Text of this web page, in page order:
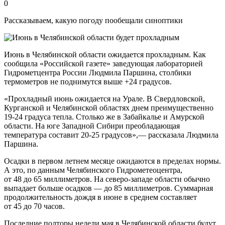
0
Рассказываем, какую погоду пообещали синоптики
Июнь в Челябинской области ожидается прохладным. Как
сообщила «Российской газете» заведующая лабораторией
Гидрометцентра России Людмила Паршина, столбики
термометров не поднимутся выше +24 градусов.
«Прохладный июнь ожидается на Урале. В Свердловской,
Курганской и Челябинской областях днем преимущественно
19-24 градуса тепла. Столько же в Забайкалье и Амурской
области. На юге Западной Сибири преобладающая
температура составит 20-25 градусов»,— рассказала Людмила
Паршина.
Осадки в первом летнем месяце ожидаются в пределах нормы.
А это, по данным Челябинского Гидрометеоцентра,
от 48 до 65 миллиметров. На северо-западе области обычно
выпадает больше осадков — до 85 миллиметров. Суммарная
продолжительность дождя в июне в среднем составляет
от 45 до 70 часов.
Последние полторы недели мая в Челябинской области будут